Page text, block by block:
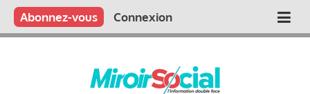
Aller
contenu
Main
Qui sommes nous ?
Vous publiez
Nous publions
Contactez-nous
Abonnez-vous Connexion